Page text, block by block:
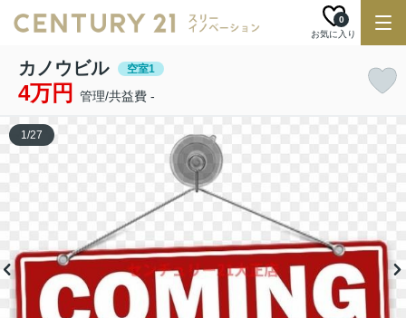
お気に入り
0
カノウビル 空室1
4万円 管理/共益費 -
1/27